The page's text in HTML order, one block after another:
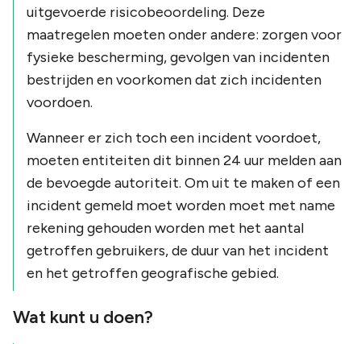
uitgevoerde risicobeoordeling. Deze
maatregelen moeten onder andere: zorgen voor
fysieke bescherming, gevolgen van incidenten
bestrijden en voorkomen dat zich incidenten
voordoen.
Wanneer er zich toch een incident voordoet,
moeten entiteiten dit binnen 24 uur melden aan
de bevoegde autoriteit. Om uit te maken of een
incident gemeld moet worden moet met name
rekening gehouden worden met het aantal
getroffen gebruikers, de duur van het incident
en het getroffen geografische gebied.
Wat kunt u doen?